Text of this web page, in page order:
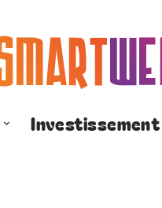
Investissement